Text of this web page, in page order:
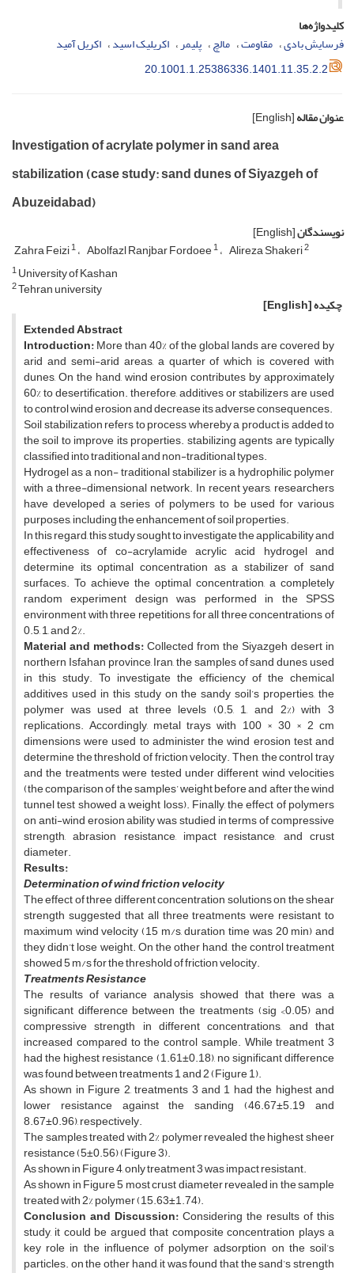
کلیدواژه‌ها
فرسایش بادی مقاومت مالچ پلیمر اکریلیک اسید اکریل آمید
20.1001.1.25386336.1401.11.35.2.2
عنوان مقاله[English]
Investigation of acrylate polymer in sand area
stabilization (case study: sand dunes of Siyazgeh of
Abuzeidabad)
نویسندگان[English]
Zahra Feizi1 Abolfazl Ranjbar Fordoee1 Alireza Shakeri2
1University of Kashan
2Tehran university
چکیده[English]
ExtendedAbstract
Introduction:More than 40% of the global lands are covered by
arid and semi-arid areas, a quarter of which is covered with
dunes, On the hand, wind erosion contributes by approximately
60% to desertification. therefore, additives or stabilizers are used
to control wind erosion and decrease its adverse consequences.
Soil stabilization refers to process whereby a product is added to
the soil to improve its properties. stabilizing agents are typically
classified into traditional and non-traditional types.
Hydrogel as a non- traditional stabilizer is a hydrophilic polymer
with a three-dimensional network. In recent years, researchers
have developed a series of polymers to be used for various
purposes, including the enhancement of soil properties.
In this regard, this study sought to investigate the applicability and
effectiveness of co-acrylamide acrylic acid hydrogel and
determine its optimal concentration as a stabilizer of sand
surfaces. To achieve the optimal concentration, a completely
random experiment design was performed in the SPSS
environment with three repetitions for all three concentrations of
0.5, 1, and 2%.
Material and methods:Collected from the Siyazgeh desert in
northern Isfahan province, Iran, the samples of sand dunes used
in this study. To investigate the efficiency of the chemical
additives used in this study on the sandy soil’s properties, the
polymer was used at three levels (0.5, 1, and 2%) with 3
replications. Accordingly, metal trays with 100 × 30 × 2 cm
dimensions were used to administer the wind erosion test and
determine the threshold of friction velocity. Then, the control tray
and the treatments were tested under different wind velocities
(the comparison of the samples’ weight before and after the wind
tunnel test showed a weight loss). Finally, the effect of polymers
on anti-wind erosion ability was studied in terms of compressive
strength, abrasion resistance, impact resistance, and crust
diameter.
Results:
Determination of wind friction velocity
The effect of three different concentration solutions on the shear
strength suggested that all three treatments were resistant to
maximum wind velocity (15 m/s, duration time was 20 min) and
they didn’t lose weight. On the other hand, the control treatment
showed 5 m/s for the threshold of friction velocity.
Treatments Resistance
The results of variance analysis showed that there was a
significant difference between the treatments (sig <0.05) and
compressive strength in different concentrations, and that
increased compared to the control sample. While treatment 3
had the highest resistance (1.61±0.18), no significant difference
was found between treatments 1 and 2 (Figure 1).
As shown in Figure 2, treatments 3 and 1 had the highest and
lower resistance against the sanding (46.67±5.19 and
8.67±0.96), respectively.
The samples treated with 2% polymer revealed the highest sheer
resistance (5±0.56) (Figure 3).
As shown in Figure 4, only treatment 3 was impact resistant.
As shown in Figure 5 most crust diameter revealed in the sample
treated with 2% polymer (15.63±1.74).
Conclusion and Discussion:Considering the results of this
study, it could be argued that composite concentration plays a
key role in the influence of polymer adsorption on the soil’s
particles. on the other hand, it was found that the sand’s strength